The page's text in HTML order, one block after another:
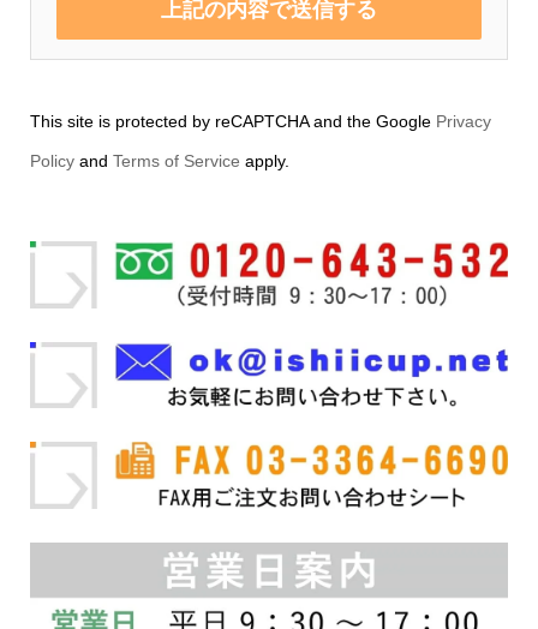
This site is protected by reCAPTCHA and the Google Privacy
Policyand Terms of Service apply.